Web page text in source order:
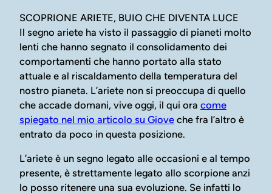
SCOPRIONE ARIETE, BUIO CHE DIVENTA LUCE
Il segno ariete ha visto il passaggio di pianeti molto
lenti che hanno segnato il consolidamento dei
comportamenti che hanno portato alla stato
attuale e al riscaldamento della temperatura del
nostro pianeta. L’ariete non si preoccupa di quello
che accade domani, vive oggi, il qui ora come
spiegato nel mio articolo su Giove che fra l’altro è
entrato da poco in questa posizione.
L’ariete è un segno legato alle occasioni e al tempo
presente, è strettamente legato allo scorpione anzi
lo posso ritenere una sua evoluzione. Se infatti lo